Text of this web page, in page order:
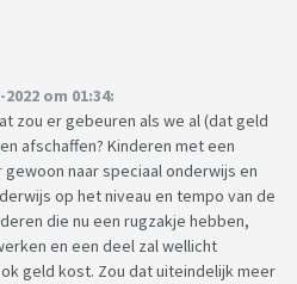
om 01:34:
zou er gebeuren als we al (dat geld
afschaffen? Kinderen met een
naar speciaal onderwijs en
op het niveau en tempo van de
die nu een rugzakje hebben,
en een deel zal wellicht
geld kost. Zou dat uiteindelijk meer